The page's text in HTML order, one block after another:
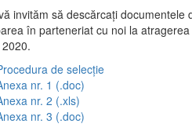
invităm să descărcați
în parteneriat cu noi la
de selecție
nr. 1 (.doc)
nr. 2 (.xls)
nr. 3 (.doc)